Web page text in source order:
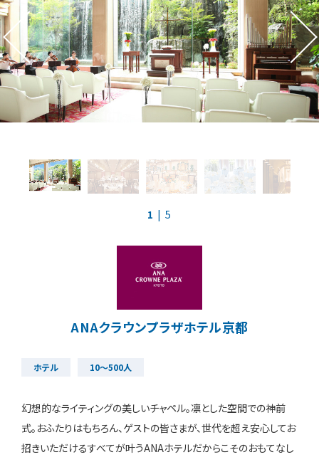
1 | 5
ANAクラウンプラザホテル京都
ホテル 10～500人
幻想的なライティングの美しいチャペル。凛とした空間での神前
式。おふたりはもちろん、ゲストの皆さまが、世代を超え安心してお
招きいただけるすべてが叶うANAホテルだからこそのおもてなし